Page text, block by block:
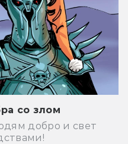
со злом
добро и свет